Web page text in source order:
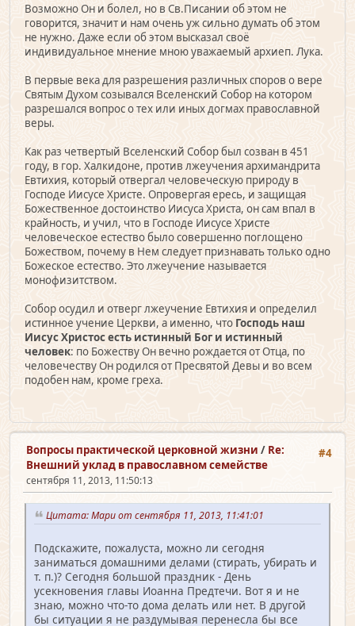
Возможно Он и болел, но в Св.Писании об этом не
говорится, значит и нам очень уж сильно думать об этом
не нужно. Даже если об этом высказал своё
индивидуальное мнение мною уважаемый архиеп. Лука.
В первые века для разрешения различных споров о вере
Святым Духом созывался Вселенский Собор на котором
разрешался вопрос о тех или иных догмах православной
веры.
Как раз четвертый Вселенский Собор был созван в 451
году, в гор. Халкидоне, против лжеучения архимандрита
Евтихия, который отвергал человеческую природу в
Господе Иисусе Христе. Опровергая ересь, и защищая
Божественное достоинство Иисуса Христа, он сам впал в
крайность, и учил, что в Господе Иисусе Христе
человеческое естество было совершенно поглощено
Божеством, почему в Нем следует признавать только одно
Божеское естество. Это лжеучение называется
монофизитством.
Собор осудил и отверг лжеучение Евтихия и определил
истинное учение Церкви, а именно, что Господь наш
Иисус Христос есть истинный Бог и истинный
человек: по Божеству Он вечно рождается от Отца, по
человечеству Он родился от Пресвятой Девы и во всем
подобен нам, кроме греха.
#4
Вопросы практической церковной жизни / Re:
Внешний уклад в православном семействе
сентября 11, 2013, 11:50:13
Цитата: Мари от сентября 11, 2013, 11:41:01
Подскажите, пожалуста, можно ли сегодня
заниматься домашними делами (стирать, убирать и
т. п.)? Сегодня большой праздник - День
усекновения главы Иоанна Предтечи. Вот я и не
знаю, можно что-то дома делать или нет. В другой
бы ситуации я не раздумывая перенесла бы все